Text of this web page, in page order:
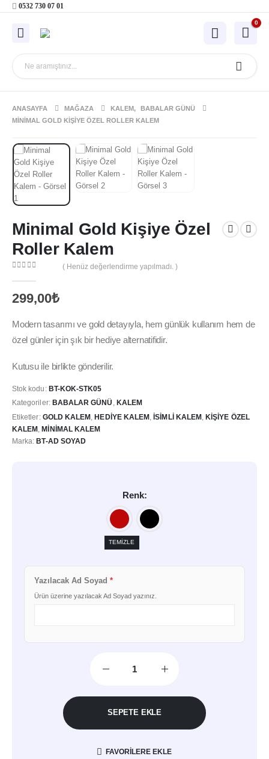
0532 730 07 01
0
ANASAYFA MAĞAZA KALEM,
BABALAR GÜNÜ
MINIMAL GOLD KIŞIYE ÖZEL ROLLER KALEM
Minimal Gold Kişiye Özel
Roller Kalem
( Henüz değerlendirme yapılmadı. )
299,00₺
Modern tasarımı ve gold detayıyla, hem günlük kullanım hem de
özel günler için şık bir hediye alternatifidir.
Kutusu ile birlikte gönderilir.
Stok kodu: BT-KOK-STK05
Kategoriler: BABALAR GÜNÜ , KALEM
Etiketler: GOLD KALEM , HEDIYE KALEM , ISIMLI KALEM , KIŞIYE ÖZEL
KALEM , MINIMAL KALEM
Marka: BT-AD SOYAD
Renk
TEMIZLE
Yazılacak Ad Soyad *
Ürün üzerine yazılacak Ad Soyad yazınız.
SEPETE EKLE
FAVORILERE EKLE